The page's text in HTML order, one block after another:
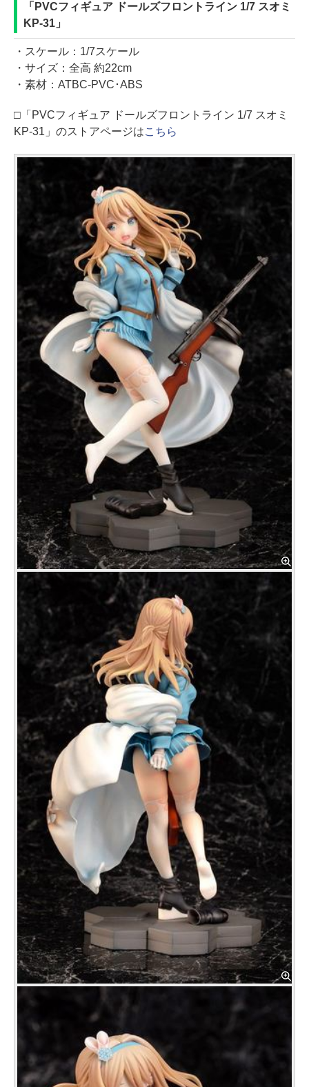
「PVCフィギュア ドールズフロントライン 1/7 スオミ
KP-31」
・スケール：1/7スケール
・サイズ：全高 約22cm
・素材：ATBC-PVC･ABS
□「PVCフィギュア ドールズフロントライン 1/7 スオミ
KP-31」のストアページはこちら